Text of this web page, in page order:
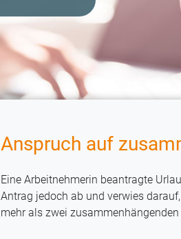
Anspruch auf
Eine Arbeitnehmerin beantragte
Antrag jedoch ab und verwies
mehr als zwei